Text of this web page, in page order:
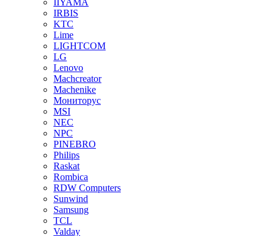
IIYAMA
IRBIS
KTC
Lime
LIGHTCOM
LG
Lenovo
Machcreator
Machenike
Мониторус
MSI
NEC
NPC
PINEBRO
Philips
Raskat
Rombica
RDW Computers
Sunwind
Samsung
TCL
Valday